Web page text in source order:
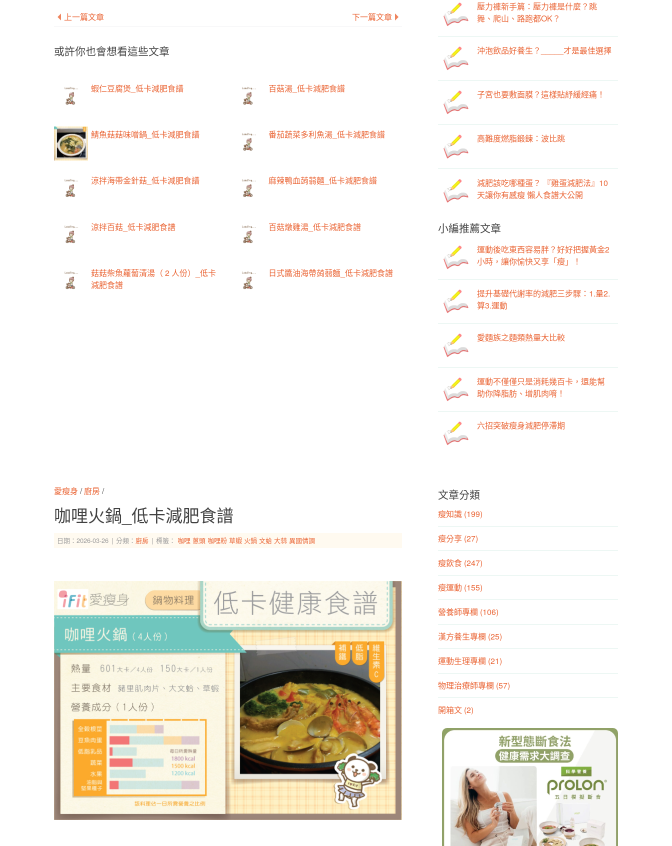
上一篇文章 下一篇文章
或許你也會想看這些文章
蝦仁豆腐煲_低卡減肥食譜 百菇湯_低卡減肥食譜
鯖魚菇菇味噌鍋_低卡減肥食譜 番茄蔬菜多利魚湯_低卡減肥食譜
涼拌海帶金針菇_低卡減肥食譜 麻辣鴨血蒟蒻麵_低卡減肥食譜
涼拌百菇_低卡減肥食譜 百菇燉雞湯_低卡減肥食譜
菇菇柴魚蘿蔔清湯（ 2 人份）_低卡
減肥食譜
日式醬油海帶蒟蒻麵_低卡減肥食譜
壓力褲新手篇：壓力褲是什麼？跳
舞、爬山、路跑都OK？
沖泡飲品好養生？_____才是最佳選擇
子宮也要敷面膜？這樣貼紓緩經痛！
高難度燃脂鍛鍊：波比跳
減肥該吃哪種蛋？ 『雞蛋減肥法』10
天讓你有感瘦 懶人食譜大公開
小編推薦文章
運動後吃東西容易胖？好好把握黃金2
小時，讓你愉快又享「瘦」！
提升基礎代謝率的減肥三步驟：1.量2.
算3.運動
愛麵族之麵類熱量大比較
運動不僅僅只是消耗幾百卡，還能幫
助你降脂肪、增肌肉唷！
六招突破瘦身減肥停滯期
愛瘦身 /廚房/
咖哩火鍋_低卡減肥食譜
日期：2026-03-26 分類： 廚房 標籤： 咖哩 蔥頭 咖哩粉 草蝦 火鍋 文蛤 大蒜 異國情調
文章分類
瘦知識 (199)
瘦分享 (27)
瘦飲食 (247)
瘦運動 (155)
營養師專欄 (106)
漢方養生專欄 (25)
運動生理專欄 (21)
物理治療師專欄 (57)
開箱文 (2)